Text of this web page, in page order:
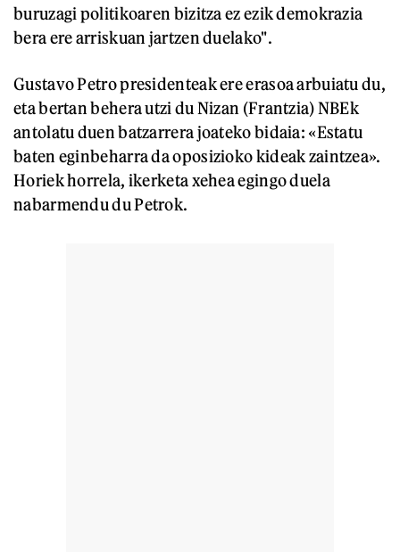
buruzagi politikoaren bizitza ez ezik demokrazia
bera ere arriskuan jartzen duelako".
Gustavo Petro presidenteak ere erasoa arbuiatu du,
eta bertan behera utzi du Nizan (Frantzia) NBEk
antolatu duen batzarrera joateko bidaia: «Estatu
baten eginbeharra da oposizioko kideak zaintzea».
Horiek horrela, ikerketa xehea egingo duela
nabarmendu du Petrok.